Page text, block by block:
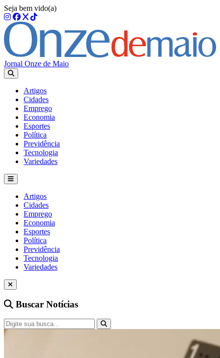
Seja bem vido(a)
Jornal Onze de Maio
Artigos
Cidades
Emprego
Economia
Esportes
Política
Previdência
Tecnologia
Variedades
Artigos
Cidades
Emprego
Economia
Esportes
Política
Previdência
Tecnologia
Variedades
Buscar Notícias